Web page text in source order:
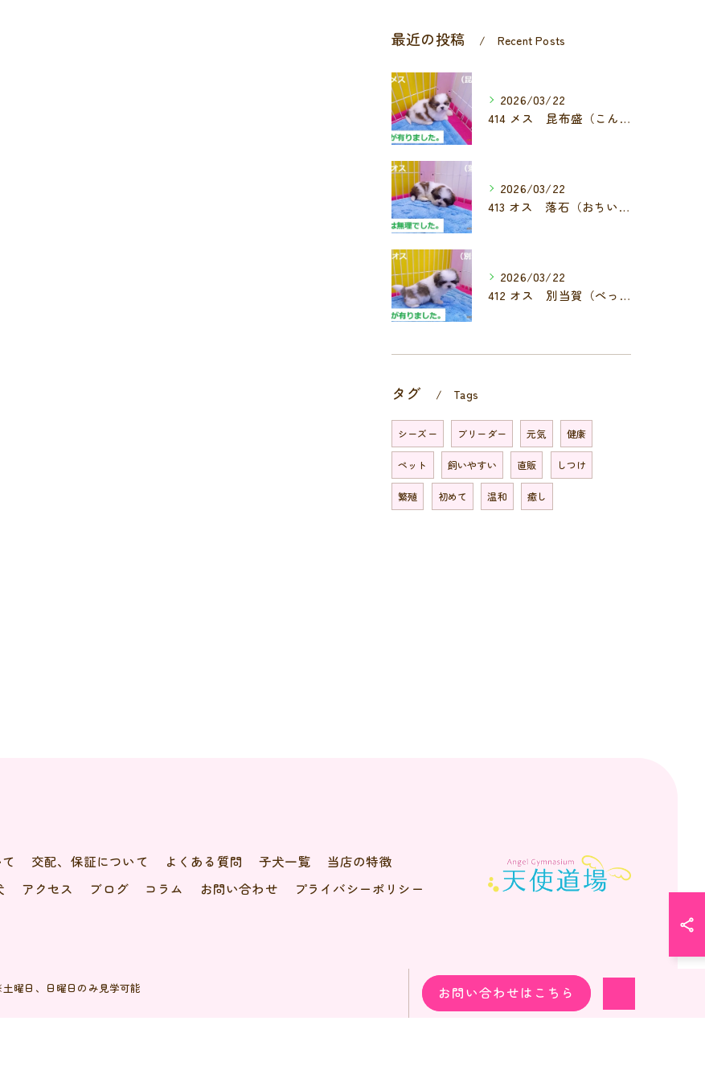
最近の投稿 Recent Posts
2026/03/22
414 メス 昆布盛（こんぶもり）
2026/03/22
413 オス 落石（おちいし）
2026/03/22
412 オス 別当賀（べっとが）
タグ Tags
シーズー ブリーダー 元気 健康
ペット 飼いやすい 直販 しつけ
繁殖 初めて 温和 癒し
曜日、日曜日のみ見学可能 お問い合わせはこちら
交配、保証について よくある質問 子犬一覧
当店の特徴
アクセス ブログ コラム お問い合わせ
プライバシーポリシー